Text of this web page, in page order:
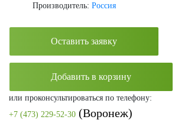
Производитель: Россия
Оставить заявку
Добавить в корзину
или проконсультироваться по телефону:
+7 (473) 229-52-30 (Воронеж)